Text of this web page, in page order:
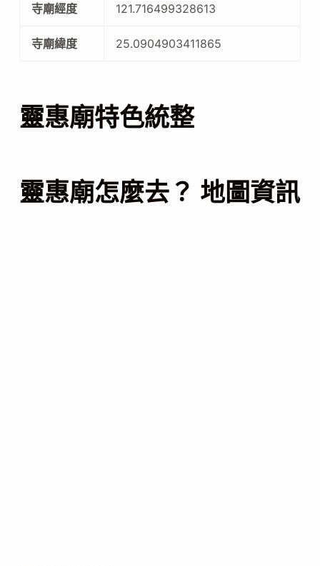
寺廟經度 121.716499328613
寺廟緯度 25.0904903411865
靈惠廟特色統整
靈惠廟怎麼去？ 地圖資訊